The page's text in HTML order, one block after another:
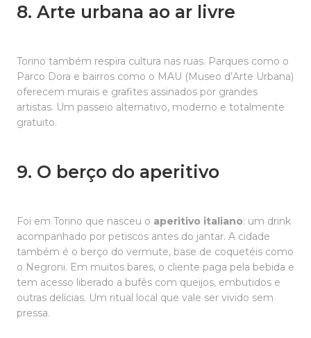
8. Arte urbana ao ar livre
Torino também respira cultura nas ruas. Parques como o
Parco Dora e bairros como o MAU (Museo d’Arte Urbana)
oferecem murais e grafites assinados por grandes
artistas. Um passeio alternativo, moderno e totalmente
gratuito.
9. O berço do aperitivo
Foi em Torino que nasceu o aperitivo italiano: um drink
acompanhado por petiscos antes do jantar. A cidade
também é o berço do vermute, base de coquetéis como
o Negroni. Em muitos bares, o cliente paga pela bebida e
tem acesso liberado a bufês com queijos, embutidos e
outras delícias. Um ritual local que vale ser vivido sem
pressa.